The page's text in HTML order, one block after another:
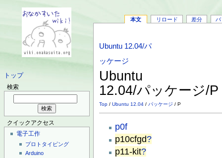
トップ
検索
クイックアクセス
電子工作
プロトタイピング
Arduino
本文 リロード 差分 バ
Ubuntu 12.04/パ
ッケージ
Ubuntu
12.04/パッケージ/
Top /Ubuntu 12.04 / パッケージ / P
p0f
p10cfgd?
p11-kit?